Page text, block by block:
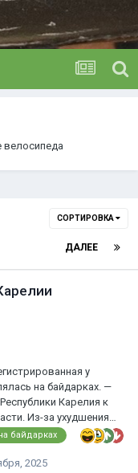
велосипеда
СОРТИРОВКА
ДАЛЕЕ
у
на байдарках. —
Карелия к
Из-за ухудшения
в сообщении МЧС
МЧС России
2025
байдарках